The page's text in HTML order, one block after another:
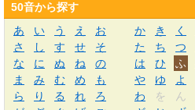
50音から探す
あ
い う え お か き く
さ
し す せ そ た ち つ
な
に ぬ ね の は ひ ふ
ま
み む め も や ゆ
よ
ら
り る れ ろ わ を
ん